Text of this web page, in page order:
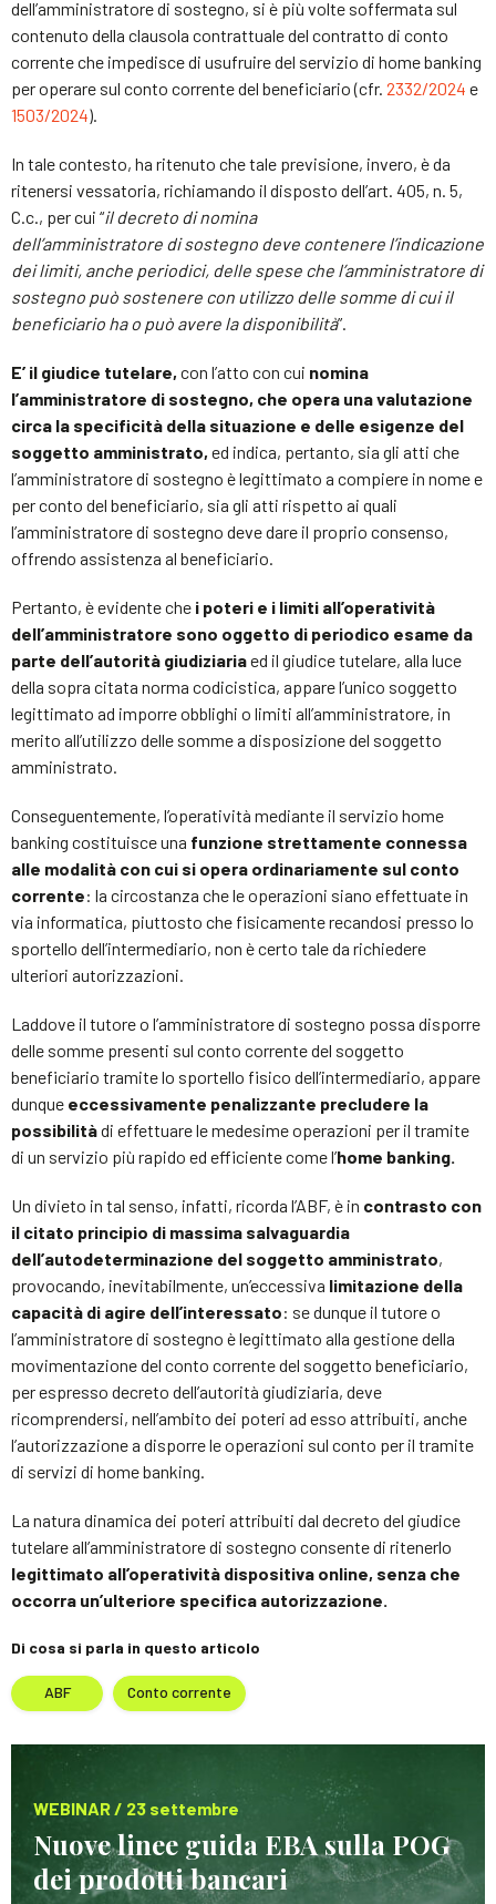
dell’amministratore di sostegno, si è più volte soffermata sul
contenuto della clausola contrattuale del contratto di conto
corrente che impedisce di usufruire del servizio di home banking
per operare sul conto corrente del beneficiario (cfr. 2332/2024 e
1503/2024).
In tale contesto, ha ritenuto che tale previsione, invero, è da
ritenersi vessatoria, richiamando il disposto dell’art. 405, n. 5,
C.c., per cui “il decreto di nomina
dell’amministratore di sostegno deve contenere l’indicazione
dei limiti, anche periodici, delle spese che l’amministratore di
sostegno può sostenere con utilizzo delle somme di cui il
beneficiario ha o può avere la disponibilità”.
E’ il giudice tutelare, con l’atto con cui nomina
l’amministratore di sostegno, che opera una valutazione
circa la specificità della situazione e delle esigenze del
soggetto amministrato, ed indica, pertanto, sia gli atti che
l’amministratore di sostegno è legittimato a compiere in nome e
per conto del beneficiario, sia gli atti rispetto ai quali
l’amministratore di sostegno deve dare il proprio consenso,
offrendo assistenza al beneficiario.
Pertanto, è evidente che i poteri e i limiti all’operatività
dell’amministratore sono oggetto di periodico esame da
parte dell’autorità giudiziariaed il giudice tutelare, alla luce
della sopra citata norma codicistica, appare l’unico soggetto
legittimato ad imporre obblighi o limiti all’amministratore, in
merito all’utilizzo delle somme a disposizione del soggetto
amministrato.
Conseguentemente, l’operatività mediante il servizio home
banking costituisce una funzione strettamente connessa
alle modalità con cui si opera ordinariamente sul conto
corrente: la circostanza che le operazioni siano effettuate in
via informatica, piuttosto che fisicamente recandosi presso lo
sportello dell’intermediario, non è certo tale da richiedere
ulteriori autorizzazioni.
Laddove il tutore o l’amministratore di sostegno possa disporre
delle somme presenti sul conto corrente del soggetto
beneficiario tramite lo sportello fisico dell’intermediario, appare
dunque eccessivamente penalizzante precludere la
possibilitàdi effettuare le medesime operazioni per il tramite
di un servizio più rapido ed efficiente come l’home banking.
Un divieto in tal senso, infatti, ricorda l’ABF, è in contrasto con
il citato principio di massima salvaguardia
dell’autodeterminazione del soggetto amministrato,
provocando, inevitabilmente, un’eccessiva limitazione della
capacità di agire dell’interessato: se dunque il tutore o
l’amministratore di sostegno è legittimato alla gestione della
movimentazione del conto corrente del soggetto beneficiario,
per espresso decreto dell’autorità giudiziaria, deve
ricomprendersi, nell’ambito dei poteri ad esso attribuiti, anche
l’autorizzazione a disporre le operazioni sul conto per il tramite
di servizi di home banking.
La natura dinamica dei poteri attribuiti dal decreto del giudice
tutelare all’amministratore di sostegno consente di ritenerlo
legittimato all’operatività dispositiva online, senza che
occorra un’ulteriore specifica autorizzazione.
Di cosa si parla in questo articolo
ABF Conto corrente
WEBINAR / 23 settembre
Nuove linee guida EBA sulla POG
dei prodotti bancari